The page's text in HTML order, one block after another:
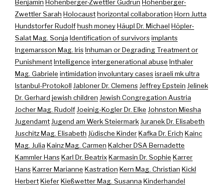
Benjamin Hohenberger-Zwettler Gudrun Hohenberger-
Zwettler Sarah Holocausthorizontal collaboration Horn Jutta
Hundstorfer Rudolfhush moneyHäupl Dr. Michael Höpler-
Salat Mag. Sonja Identification of survivorsimplants
Ingemarsson Mag. IrisInhuman or Degrading Treatment or
PunishmentIntelligence intergenerational abuse Inthaler
Mag. Gabriele intimidation involuntary casesisraeli mk ultra
Istanbul-Protokoll Jabloner Dr. Clemens Jeffrey Epstein Jelinek
Dr. Gerhard jewish children Jewish Congregation Austria
Jocher Mag. Rudolf Joeinig-Kogler Dr. Elke Johnston Miesha
Jugendamt Jugend am Werk Steiermark Juranek Dr. Elisabeth
Juschitz Mag. Elisabeth Jüdische KinderKafka Dr. Erich Kainc
Mag. Julia Kainz Mag. Carmen Kalcher DSA Bernadette
Kammler HansKarl Dr. BeatrixKarmasin Dr. Sophie Karrer
HansKarrer Marianne Kastration Kern Mag. Christian Kickl
HerbertKieferKießwetter Mag. Susanna Kinderhandel